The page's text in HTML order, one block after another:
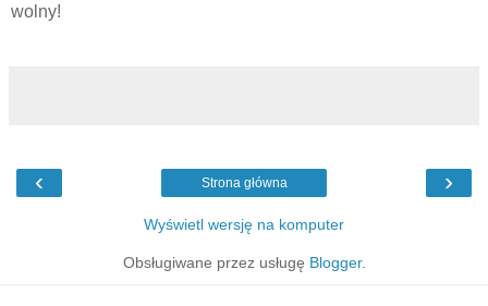
wolny!
‹ ›
Strona główna
Wyświetl wersję na komputer
Obsługiwane przez usługę Blogger.